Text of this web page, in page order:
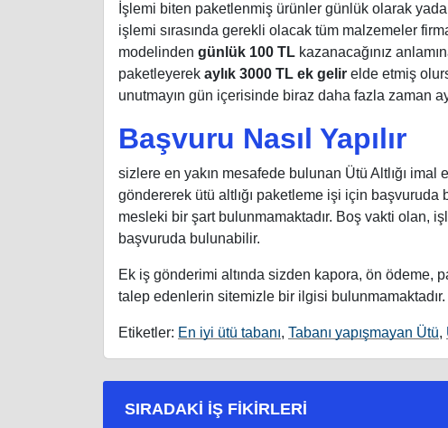
İşlemi biten paketlenmiş ürünler günlük olarak
işlemi sırasında gerekli olacak tüm malzemeler
modelinden günlük 100 TL kazanacağınız
paketleyerek aylık 3000 TL ek gelir elde etmiş
unutmayın gün içerisinde biraz daha fazla zaman
Başvuru Nasıl Yapılır
sizlere en yakın mesafede bulunan Ütü Altlığı
göndererek ütü altlığı paketleme işi için
mesleki bir şart bulunmamaktadır. Boş vakti olan,
başvuruda bulunabilir.
Ek iş gönderimi altında sizden kapora, ön ödeme,
talep edenlerin sitemizle bir ilgisi bulunmamaktadır.
Etiketler: En iyi ütü tabanı, Tabanı yapışmayan Ütü,
SIRADAKI İŞ FIKIRLERI